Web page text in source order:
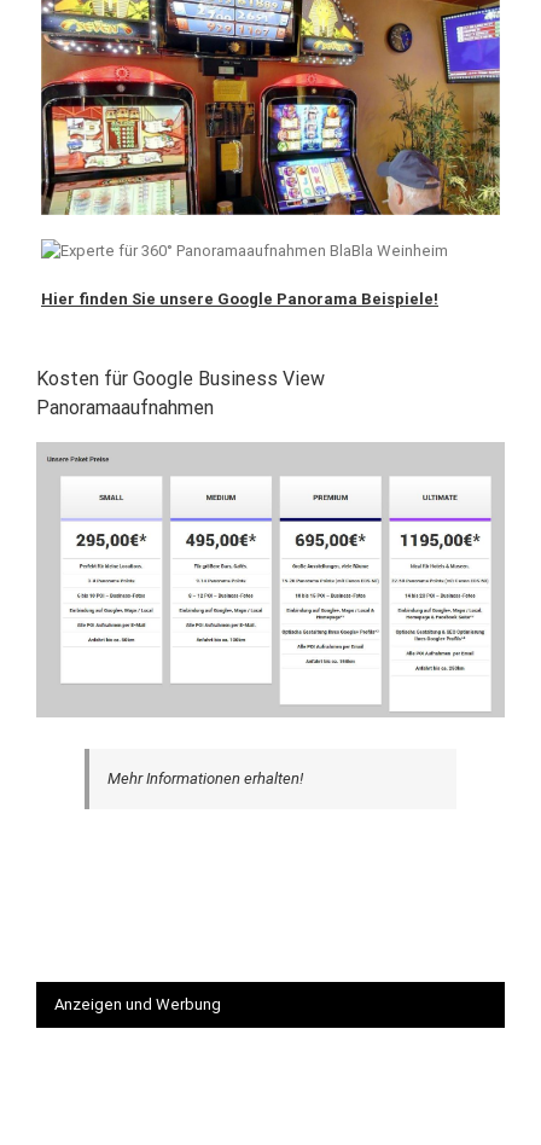
Hier finden Sie unsere Google Panorama Beispiele!
Kosten für Google Business View
Panoramaaufnahmen
Mehr Informationen erhalten!
Anzeigen und Werbung